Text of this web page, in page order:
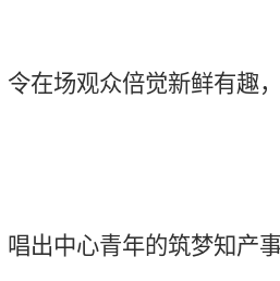
在场观众倍觉新鲜有趣
出中心青年的筑梦知产